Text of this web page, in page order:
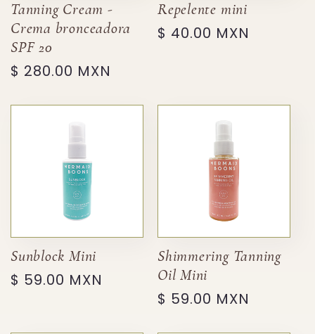
Tanning Cream -
Crema bronceadora
SPF 20
Precio
$ 280.00 MXN
Repelente mini
Precio
$ 40.00 MXN
Sunblock Mini
Precio
$ 59.00 MXN
Shimmering Tanning
Oil Mini
Precio
$ 59.00 MXN